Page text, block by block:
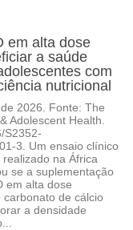
em alta dose
a saúde
com
nutricional
2026. Fonte: The
Adolescent Health.
S2352-
3. Um ensaio clínico
na África
se a suplementação
em alta dose
carbonato de cálcio
a densidade